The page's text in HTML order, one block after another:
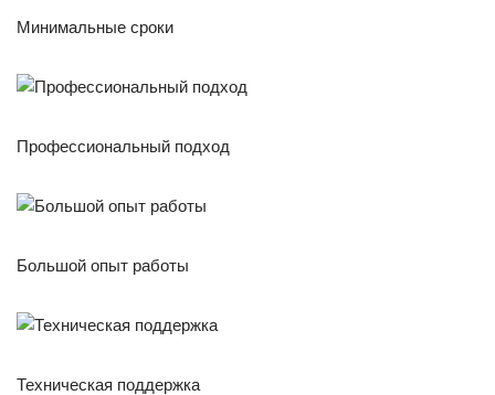
Минимальные сроки
Профессиональный подход
Большой опыт работы
Техническая поддержка